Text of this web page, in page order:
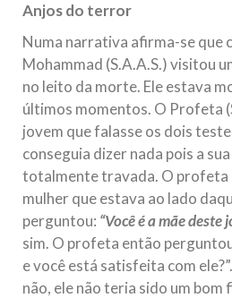
Anjos do terror
Numa narrativa afirma-se que
Mohammad (S.A.A.S.) visitou
no leito da morte. Ele estava
últimos momentos. O Profeta
jovem que falasse os dois
conseguia dizer nada pois a
totalmente travada. O profeta
mulher que estava ao lado
perguntou: “Você é a mãe deste
sim. O profeta então
e você está satisfeita com
não, ele não teria sido um bom